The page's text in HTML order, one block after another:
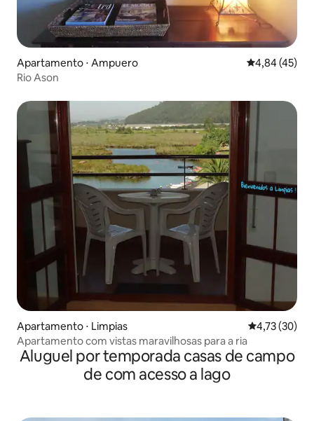
Apartamento ⋅ Ampuero 4,84 de uma
4,84 (45)
Rio Ason
Apartamento ⋅ Limpias 4,73 de uma
4,73 (30)
Apartamento com vistas maravilhosas para a ria
Aluguel por temporada casas de campo
de com acesso a lago